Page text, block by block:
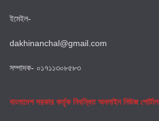
ইমেইল-
dakhinanchal@gmail.com
সম্পাদক- ০১৭১১৩০৮৫৮৩
বাংলাদেশ সরকার কর্তৃক নিবন্ধিত অনলাইন নিউজ পোর্টাল